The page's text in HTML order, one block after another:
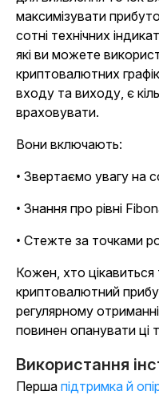
максимізувати
сотні технічних
які ви можете
криптовалютних
входу та виходу, є
враховувати.
Вони включають:
• Звертаємо увагу на
• Знання про рівні
• Стежте за точками
Кожен, хто
криптовалютний
регулярному
повинен опанувати ці
Використання
Перша підтримка й